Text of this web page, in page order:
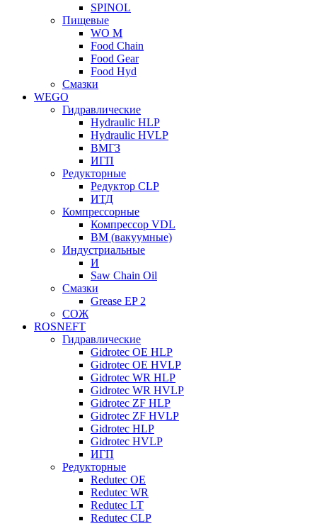
SPINOL
Пищевые
WO M
Food Chain
Food Gear
Food Hyd
Смазки
WEGO
Гидравлические
Hydraulic HLP
Hydraulic HVLP
ВМГЗ
ИГП
Редукторные
Редуктор CLP
ИТД
Компрессорные
Компрессор VDL
ВМ (вакуумные)
Индустриальные
И
Saw Chain Oil
Смазки
Grease EP 2
СОЖ
ROSNEFT
Гидравлические
Gidrotec OE HLP
Gidrotec OE HVLP
Gidrotec WR HLP
Gidrotec WR HVLP
Gidrotec ZF HLP
Gidrotec ZF HVLP
Gidrotec HLP
Gidrotec HVLP
ИГП
Редукторные
Redutec OE
Redutec WR
Redutec LT
Redutec CLP